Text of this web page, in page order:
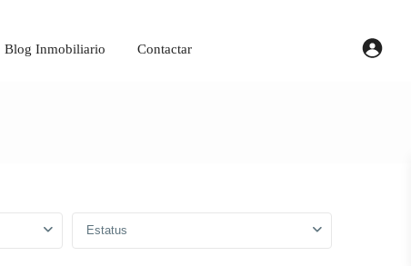
Blog Inmobiliario Contactar
Estatus